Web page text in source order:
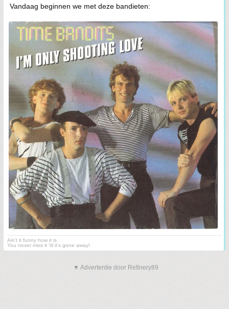
Vandaag beginnen we met deze bandieten:
Ain't it funny how it is
You never miss it 'til it's gone away!
▼ Advertentie door Refinery89